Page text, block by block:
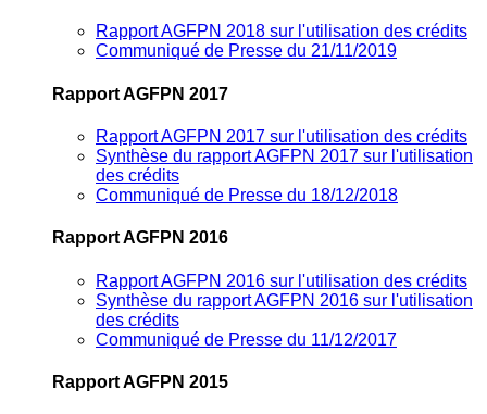
Rapport AGFPN 2018 sur l'utilisation des crédits
Communiqué de Presse du 21/11/2019
Rapport AGFPN 2017
Rapport AGFPN 2017 sur l'utilisation des crédits
Synthèse du rapport AGFPN 2017 sur l'utilisation
des crédits
Communiqué de Presse du 18/12/2018
Rapport AGFPN 2016
Rapport AGFPN 2016 sur l'utilisation des crédits
Synthèse du rapport AGFPN 2016 sur l'utilisation
des crédits
Communiqué de Presse du 11/12/2017
Rapport AGFPN 2015